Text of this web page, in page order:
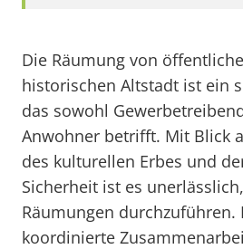
Die Räumung von
historischen Altstadt ist ein
das sowohl
Anwohner betrifft. Mit Blick
des kulturellen Erbes und
Sicherheit ist es
Räumungen durchzuführen.
koordinierte